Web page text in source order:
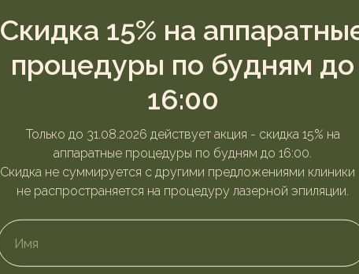
Скидка 15% на
процедуры по будням до
16:00
Только до 31.08.2026 действует акция - скидка 15% на
аппаратные процедуры по будням до 16:00.
Скидка не суммируется с другими предложениями клиники
не распространяется на процедуру лазерной эпиляции.